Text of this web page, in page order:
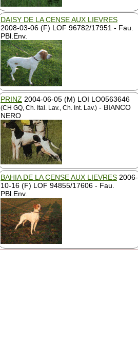
DAISY DE LA CENSE AUX LIEVRES
2008-03-06 (F) LOF 96782/17951 - Fau.
PBl.Env.
PRINZ 2004-06-05 (M) LOI LO0563646
(CH GQ, Ch. Ital. Lav., Ch. Int. Lav.) - BIANCO
NERO
BAHIA DE LA CENSE AUX LIEVRES 2006-
10-16 (F) LOF 94855/17606 - Fau.
PBl.Env.